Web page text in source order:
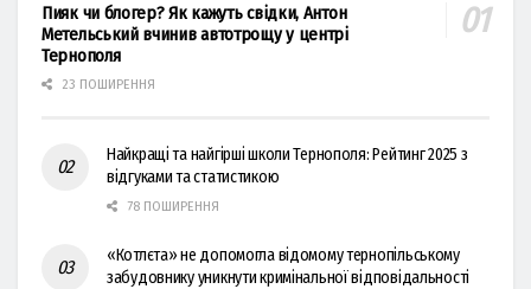
Пияк чи блогер? Як кажуть свідки, Антон
Метельський вчинив автотрощу у центрі
Тернополя
23 ПОШИРЕННЯ
Найкращі та найгірші школи Тернополя: Рейтинг 2025 з
відгуками та статистикою
78 ПОШИРЕННЯ
«Котлєта» не допомогла відомому тернопільському
забудовнику уникнути кримінальної відповідальності